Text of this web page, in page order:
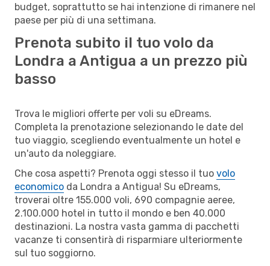
budget, soprattutto se hai intenzione di rimanere nel
paese per più di una settimana.
Prenota subito il tuo volo da
Londra a Antigua a un prezzo più
basso
Trova le migliori offerte per voli su eDreams.
Completa la prenotazione selezionando le date del
tuo viaggio, scegliendo eventualmente un hotel e
un'auto da noleggiare.
Che cosa aspetti? Prenota oggi stesso il tuo volo
economico da Londra a Antigua! Su eDreams,
troverai oltre 155.000 voli, 690 compagnie aeree,
2.100.000 hotel in tutto il mondo e ben 40.000
destinazioni. La nostra vasta gamma di pacchetti
vacanze ti consentirà di risparmiare ulteriormente
sul tuo soggiorno.